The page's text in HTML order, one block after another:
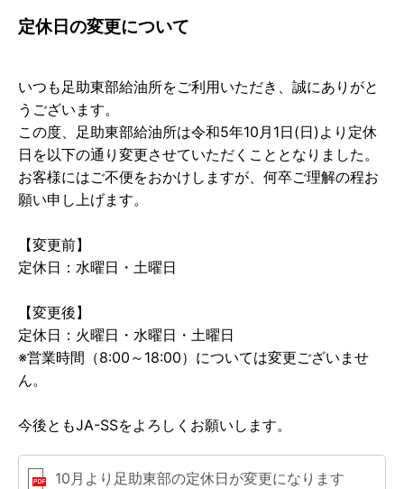
定休日の変更について
いつも足助東部給油所をご利用いただき、誠にありがと
うございます。
この度、足助東部給油所は令和5年10月1日(日)より定休
日を以下の通り変更させていただくこととなりました。
お客様にはご不便をおかけしますが、何卒ご理解の程お
願い申し上げます。
【変更前】
定休日：水曜日・土曜日
【変更後】
定休日：火曜日・水曜日・土曜日
※営業時間（8:00～18:00）については変更ございませ
ん。
今後ともJA-SSをよろしくお願いします。
10月より足助東部の定休日が変更になります